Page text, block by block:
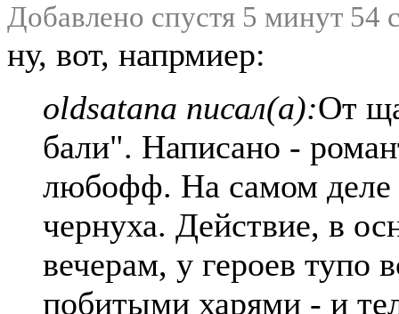
Добавлено спустя 5 минут 54
ну, вот, напрмиер:
oldsatana писал(а):От
бали". Написано -
любофф. На самом деле
чернуха. Действие, в
вечерам, у героев тупо
побитыми харями - и